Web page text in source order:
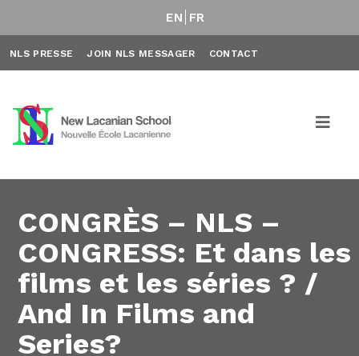
EN FR
NLS PRESSE JOIN NLS MESSAGER CONTACT
CONGRÈS – NLS –
CONGRESS: Et dans les
films et les séries ? /
And In Films and
Series?